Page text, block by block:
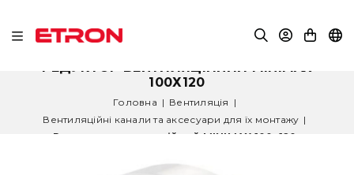
РЕДУКТОР ВЕНТИЛЯЦІЙНИЙ MINIMAX
100Х120
Головна | Вентиляція |
Вентиляційні канали та аксесуари для їх монтажу |
Редуктор вентиляційний MINIMAX 100х120